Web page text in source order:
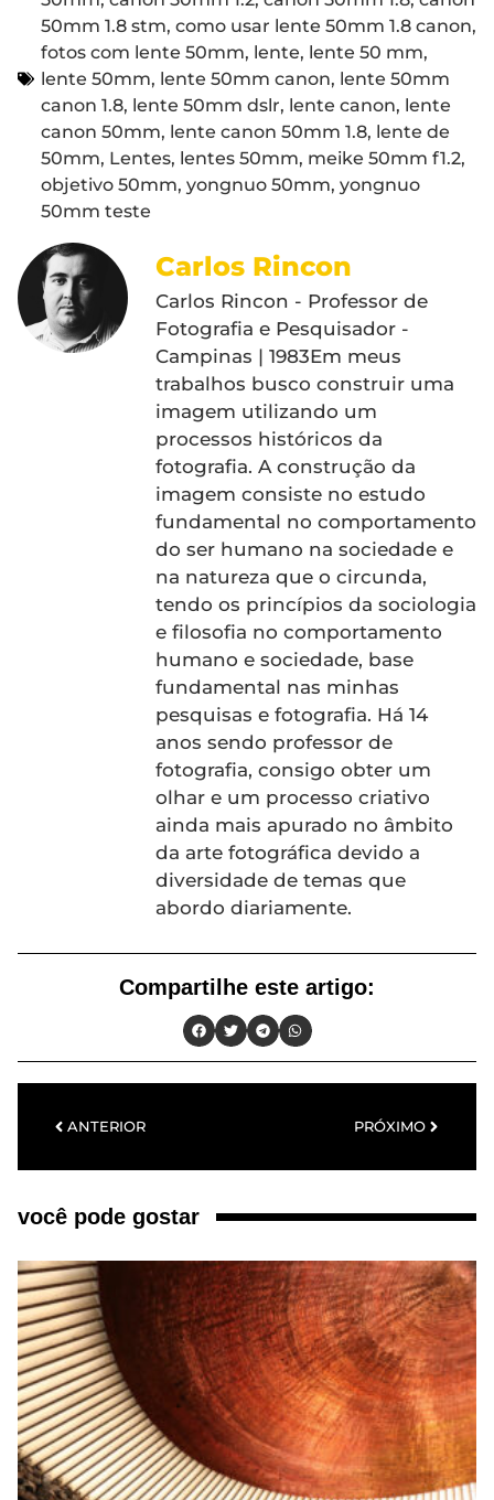
50mm 1.8 stm, como usar lente 50mm 1.8 canon,
fotos com lente 50mm, lente, lente 50 mm,
lente 50mm, lente 50mm canon, lente 50mm
canon 1.8, lente 50mm dslr, lente canon, lente
canon 50mm, lente canon 50mm 1.8, lente de
50mm, Lentes, lentes 50mm, meike 50mm f1.2,
objetivo 50mm, yongnuo 50mm, yongnuo
50mm teste
Carlos Rincon
Carlos Rincon - Professor de
Fotografia e Pesquisador -
Campinas | 1983Em meus
trabalhos busco construir uma
imagem utilizando um
processos históricos da
fotografia. A construção da
imagem consiste no estudo
fundamental no comportamento
do ser humano na sociedade e
na natureza que o circunda,
tendo os princípios da sociologia
e filosofia no comportamento
humano e sociedade, base
fundamental nas minhas
pesquisas e fotografia. Há 14
anos sendo professor de
fotografia, consigo obter um
olhar e um processo criativo
ainda mais apurado no âmbito
da arte fotográfica devido a
diversidade de temas que
abordo diariamente.
Compartilhe este artigo:
ANTERIOR PRÓXIMO
você pode gostar